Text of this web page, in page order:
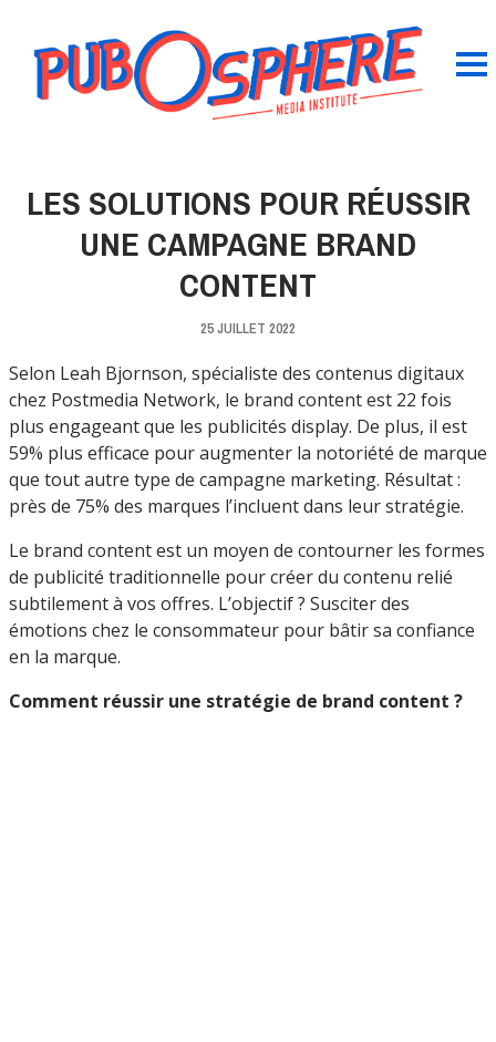
LES SOLUTIONS POUR RÉUSSIR
UNE CAMPAGNE BRAND
CONTENT
25 JUILLET 2022
Selon Leah Bjornson, spécialiste des contenus digitaux
chez Postmedia Network, le brand content est 22 fois
plus engageant que les publicités display. De plus, il est
59% plus efficace pour augmenter la notoriété de marque
que tout autre type de campagne marketing. Résultat :
près de 75% des marques l’incluent dans leur stratégie.
Le brand content est un moyen de contourner les formes
de publicité traditionnelle pour créer du contenu relié
subtilement à vos offres. L’objectif ? Susciter des
émotions chez le consommateur pour bâtir sa confiance
en la marque.
Comment réussir une stratégie de brand content ?